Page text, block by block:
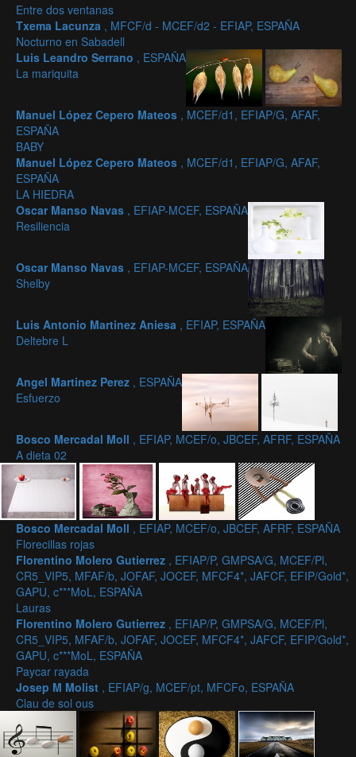
Entre dos ventanas
Txema Lacunza , MFCF/d - MCEF/d2 - EFIAP, ESPAÑA
Nocturno en Sabadell
Luis Leandro Serrano , ESPAÑA
La mariquita
Manuel López Cepero Mateos , MCEF/d1, EFIAP/G, AFAF,
ESPAÑA
BABY
Manuel López Cepero Mateos , MCEF/d1, EFIAP/G, AFAF,
ESPAÑA
LA HIEDRA
Oscar Manso Navas , EFIAP-MCEF, ESPAÑA
Resiliencia
Oscar Manso Navas , EFIAP-MCEF, ESPAÑA
Shelby
Luis Antonio Martinez Aniesa , EFIAP, ESPAÑA
Deltebre L
Angel Martinez Perez , ESPAÑA
Esfuerzo
Bosco Mercadal Moll , EFIAP, MCEF/o, JBCEF, AFRF, ESPAÑA
A dieta 02
Bosco Mercadal Moll , EFIAP, MCEF/o, JBCEF, AFRF, ESPAÑA
Florecillas rojas
Florentino Molero Gutierrez , EFIAP/P, GMPSA/G, MCEF/Pl,
CR5_VIP5, MFAF/b, JOFAF, JOCEF, MFCF4*, JAFCF, EFIP/Gold*,
GAPU, c***MoL, ESPAÑA
Lauras
Florentino Molero Gutierrez , EFIAP/P, GMPSA/G, MCEF/Pl,
CR5_VIP5, MFAF/b, JOFAF, JOCEF, MFCF4*, JAFCF, EFIP/Gold*,
GAPU, c***MoL, ESPAÑA
Paycar rayada
Josep M Molist , EFIAP/g, MCEF/pt, MFCFo, ESPAÑA
Clau de sol ous